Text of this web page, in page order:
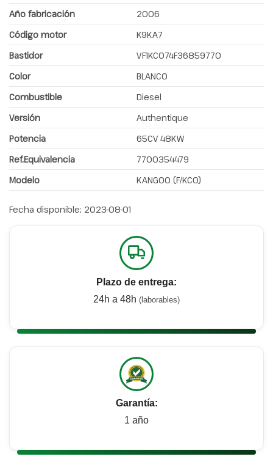
Año fabricación
2006
Código motor
K9KA7
Bastidor
VF1KC074F36859770
Color
BLANCO
Combustible
Diesel
Versión
Authentique
Potencia
65CV 48KW
Ref.Equivalencia
7700354479
Modelo
KANGOO (F/KC0)
Fecha disponible: 2023-08-01
Plazo de entrega:
24h a 48h (laborables)
Garantía:
1 año